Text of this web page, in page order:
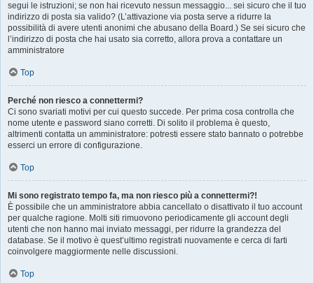
segui le istruzioni; se non hai ricevuto nessun messaggio... sei sicuro che il tuo
indirizzo di posta sia valido? (L’attivazione via posta serve a ridurre la
possibilità di avere utenti anonimi che abusano della Board.) Se sei sicuro che
l’indirizzo di posta che hai usato sia corretto, allora prova a contattare un
amministratore
Top
Perché non riesco a connettermi?
Ci sono svariati motivi per cui questo succede. Per prima cosa controlla che
nome utente e password siano corretti. Di solito il problema è questo,
altrimenti contatta un amministratore: potresti essere stato bannato o potrebbe
esserci un errore di configurazione.
Top
Mi sono registrato tempo fa, ma non riesco più a connettermi?!
È possibile che un amministratore abbia cancellato o disattivato il tuo account
per qualche ragione. Molti siti rimuovono periodicamente gli account degli
utenti che non hanno mai inviato messaggi, per ridurre la grandezza del
database. Se il motivo è quest’ultimo registrati nuovamente e cerca di farti
coinvolgere maggiormente nelle discussioni.
Top